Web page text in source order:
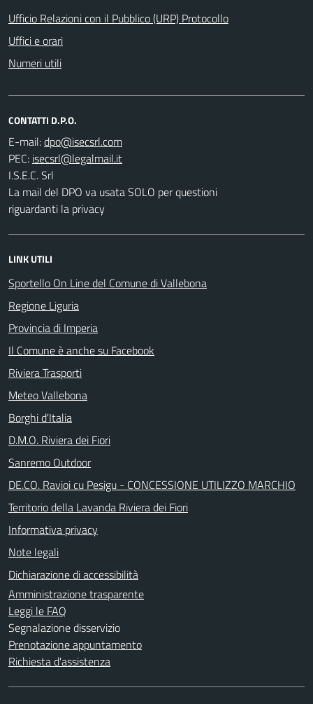
Ufficio Relazioni con il Pubblico (URP) Protocollo
Uffici e orari
Numeri utili
CONTATTI D.P.O.
E-mail:
PEC:
I.S.E.C. Srl
La mail del DPO va usata SOLO per questioni
riguardanti la privacy
LINK UTILI
Sportello On Line del Comune di Vallebona
Regione Liguria
Provincia di Imperia
Il Comune è anche su Facebook
Riviera Trasporti
Meteo Vallebona
Borghi d'Italia
D.M.O. Riviera dei Fiori
Sanremo Outdoor
DE.CO. Ravioi cu Pesigu - CONCESSIONE UTILIZZO MARCHIO
Territorio della Lavanda Riviera dei Fiori
Informativa privacy
Note legali
Dichiarazione di accessibilità
Amministrazione trasparente
Leggi le FAQ
Segnalazione disservizio
Prenotazione appuntamento
Richiesta d'assistenza